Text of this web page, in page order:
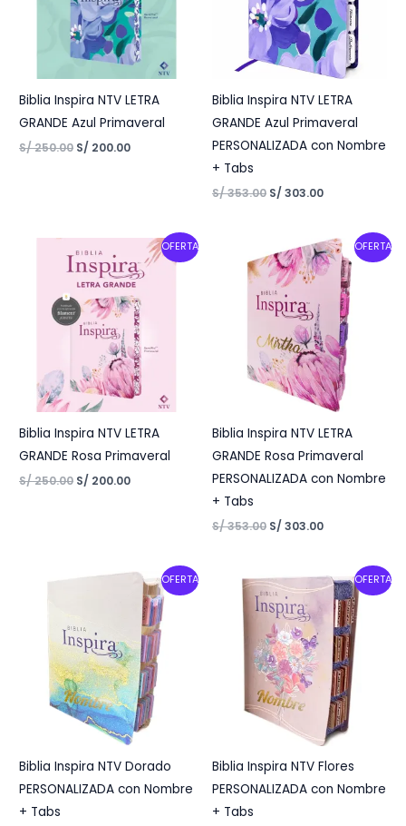
Biblia Inspira NTV LETRA
GRANDE Azul Primaveral
S/250.00 S/ 200.00
Biblia Inspira NTV LETRA
GRANDE Azul Primaveral
PERSONALIZADA con Nombre
+ Tabs
S/353.00 S/ 303.00
OFERTA
Biblia Inspira NTV LETRA
GRANDE Rosa Primaveral
S/250.00
price
was:
S/ 250.00.
S/ 200.00
Current
price
is:
S/ 200.00.
OFERTA
Biblia Inspira NTV LETRA
GRANDE Rosa Primaveral
PERSONALIZADA con Nombre
+ Tabs
S/353.00
Original
price
was:
S/ 353.00.
S/ 303.00
Current
price
is:
S/ 303.00.
OFERTA
Biblia Inspira NTV Dorado
PERSONALIZADA con Nombre
+ Tabs
Original Current
price
S/ 263.00.
OFERTA
Biblia Inspira NTV Flores
PERSONALIZADA con Nombre
+ Tabs
Original
price
was:
S/ 303.00.
Current
price
is:
S/ 263.00.